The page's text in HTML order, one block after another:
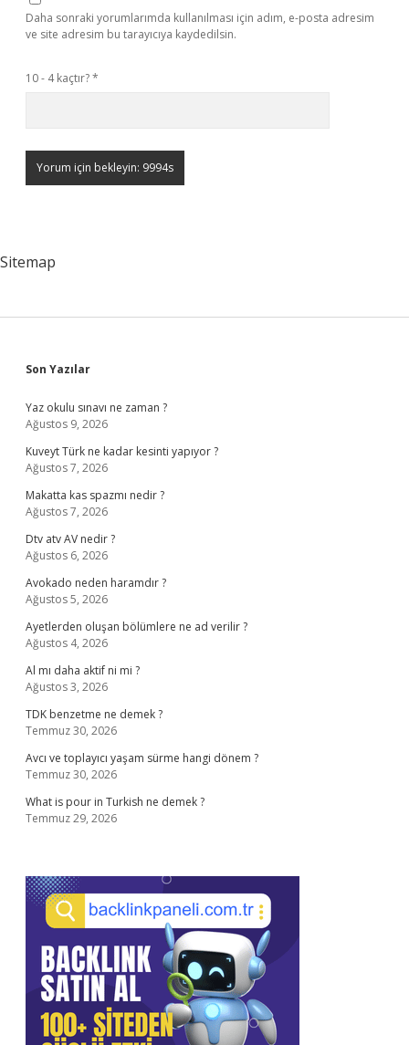
Daha sonraki yorumlarımda kullanılması için adım, e-posta adresim
ve site adresim bu tarayıcıya kaydedilsin.
10 - 4 kaçtır?*
Sitemap
Sidebar
Son Yazılar
Yaz okulu sınavı ne zaman ?
Ağustos 9, 2026
Kuveyt Türk ne kadar kesinti yapıyor ?
Ağustos 7, 2026
Makatta kas spazmı nedir ?
Ağustos 7, 2026
Dtv atv AV nedir ?
Ağustos 6, 2026
Avokado neden haramdır ?
Ağustos 5, 2026
Ayetlerden oluşan bölümlere ne ad verilir ?
Ağustos 4, 2026
Al mı daha aktif ni mi ?
Ağustos 3, 2026
TDK benzetme ne demek ?
Temmuz 30, 2026
Avcı ve toplayıcı yaşam sürme hangi dönem ?
Temmuz 30, 2026
What is pour in Turkish ne demek ?
Temmuz 29, 2026